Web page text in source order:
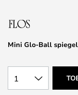
de
gallerij
Mini Glo-Ball
1